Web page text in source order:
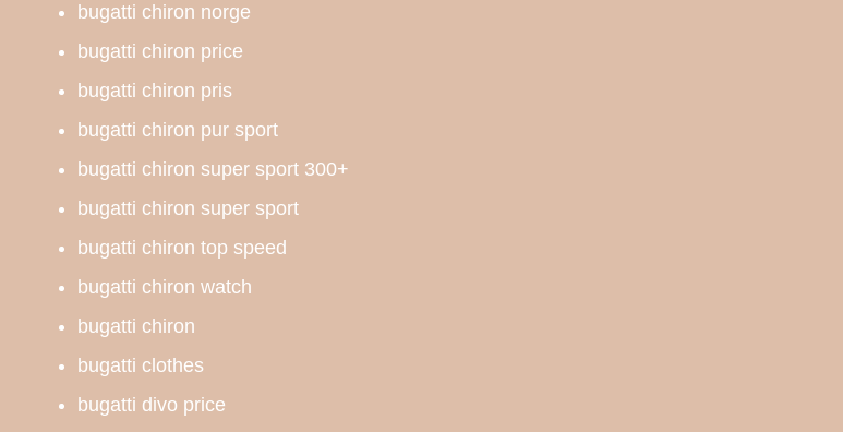
bugatti chiron norge
bugatti chiron price
bugatti chiron pris
bugatti chiron pur sport
bugatti chiron super sport 300+
bugatti chiron super sport
bugatti chiron top speed
bugatti chiron watch
bugatti chiron
bugatti clothes
bugatti divo price